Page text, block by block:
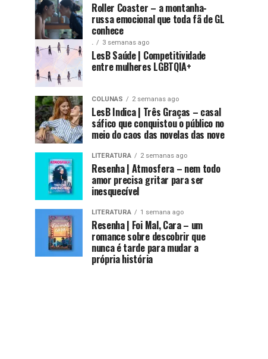
Roller Coaster – a montanha-
russa emocional que toda fã de GL
conhece
. 3 semanas ago
LesB Saúde | Competitividade
entre mulheres LGBTQIA+
COLUNAS 2 semanas ago
LesB Indica | Três Graças – casal
sáfico que conquistou o público no
meio do caos das novelas das nove
LITERATURA 2 semanas ago
Resenha | Atmosfera – nem todo
amor precisa gritar para ser
inesquecível
LITERATURA 1 semana ago
Resenha | Foi Mal, Cara – um
romance sobre descobrir que
nunca é tarde para mudar a
própria história